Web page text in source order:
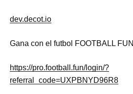
dev.decot.io
Gana con el futbol FOOTBALL FUN
https://pro.football.fun/login/?
referral_code=UXPBNYD96R8